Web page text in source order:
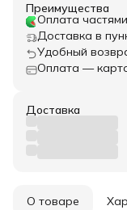
Преимущества
Оплата
Доставка в
Удобный
Оплата —
Доставка
О товаре